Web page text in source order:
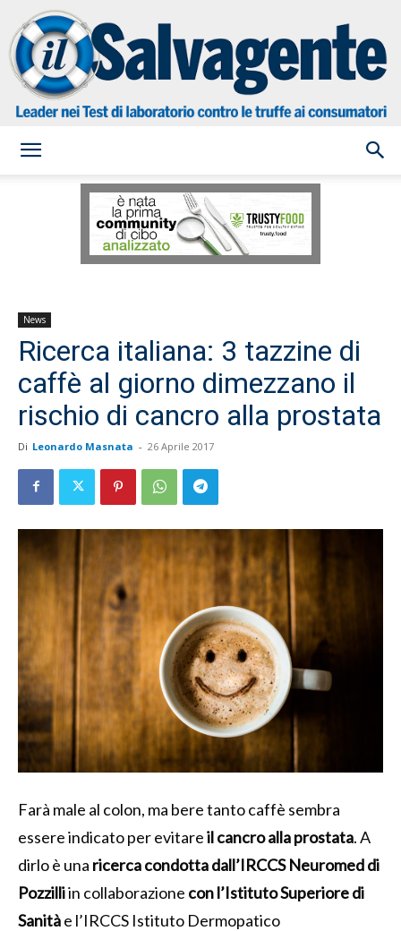
Salvagente
News
Ricerca italiana: 3 tazzine di
caffè al giorno dimezzano il
rischio di cancro alla prostata
Di Leonardo Masnata - 26 Aprile 2017
Farà male al colon, ma bere tanto caffè sembra
essere indicato per evitareil cancro alla prostata. A
dirlo è una ricerca condotta dall’IRCCS Neuromed di
Pozzilliin collaborazione con l’Istituto Superiore di
Sanitàe l’IRCCS Istituto Dermopatico